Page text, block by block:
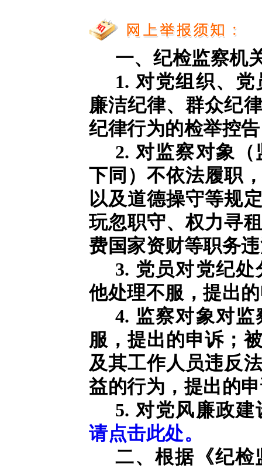
一、纪检监察机
1. 对党组织、
廉洁纪律、群众纪
纪律行为的检举控
2. 对监察对象
下同）不依法履职
以及道德操守等规
玩忽职守、权力寻
费国家资财等职务
3. 党员对党纪
他处理不服，提出
4. 监察对象对
服，提出的申诉；
及其工作人员违反
益的行为，提出的
5. 对党风廉政
请点击此处。
二、根据《纪检